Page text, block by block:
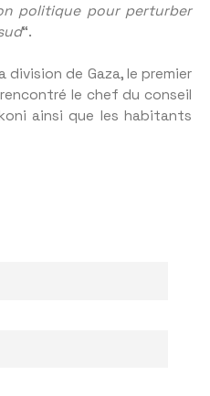
politique pour perturber
“.
division de Gaza, le premier
le chef du conseil
ainsi que les habitants